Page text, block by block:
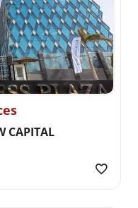
CAPITAL